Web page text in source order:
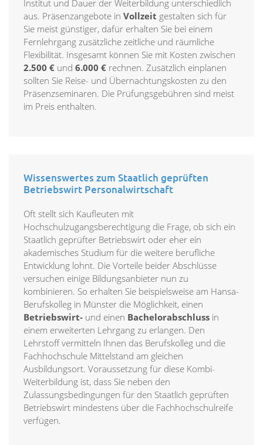
Institut und Dauer der Weiterbildung unterschiedlich
aus. Präsenzangebote in Vollzeit gestalten sich für
Sie meist günstiger, dafür erhalten Sie bei einem
Fernlehrgang zusätzliche zeitliche und räumliche
Flexibilität. Insgesamt können Sie mit Kosten zwischen
2.500 € und 6.000 € rechnen. Zusätzlich einplanen
sollten Sie Reise- und Übernachtungskosten zu den
Präsenzseminaren. Die Prüfungsgebühren sind meist
im Preis enthalten.
Wissenswertes zum Staatlich geprüften
Betriebswirt Personalwirtschaft
Oft stellt sich Kaufleuten mit
Hochschulzugangsberechtigung die Frage, ob sich ein
Staatlich geprüfter Betriebswirt oder eher ein
akademisches Studium für die weitere berufliche
Entwicklung lohnt. Die Vorteile beider Abschlüsse
versuchen einige Bildungsanbieter nun zu
kombinieren. So erhalten Sie beispielsweise am Hansa-
Berufskolleg in Münster die Möglichkeit, einen
Betriebswirt- und einen Bachelorabschluss in
einem erweiterten Lehrgang zu erlangen. Den
Lehrstoff vermitteln Ihnen das Berufskolleg und die
Fachhochschule Mittelstand am gleichen
Ausbildungsort. Voraussetzung für diese Kombi-
Weiterbildung ist, dass Sie neben den
Zulassungsbedingungen für den Staatlich geprüften
Betriebswirt mindestens über die Fachhochschulreife
verfügen.